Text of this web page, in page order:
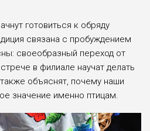
готовиться к обряду
связана с пробуждением
своеобразный переход от
в филиале научат делать
также объяснят, почему наши
значение именно птицам.